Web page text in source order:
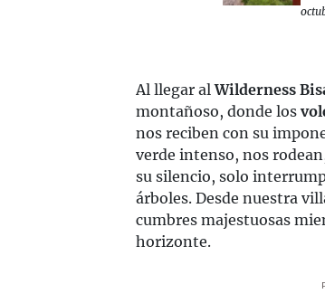
Al llegar alWilderness
montañoso, donde los
nos reciben con su
verde intenso, nos
su silencio, solo
árboles. Desde nuestra
cumbres majestuosas
horizonte.